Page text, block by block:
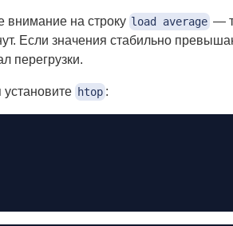
внимание на строку load average —
Если значения стабильно
перегрузки.
htop :